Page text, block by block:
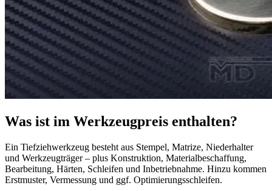
Was ist im Werkzeugpreis enthalten?
Ein Tiefziehwerkzeug besteht aus Stempel, Matrize, Niederhalter
und Werkzeugträger – plus Konstruktion, Materialbeschaffung,
Bearbeitung, Härten, Schleifen und Inbetriebnahme. Hinzu kommen
Erstmuster, Vermessung und ggf. Optimierungsschleifen.